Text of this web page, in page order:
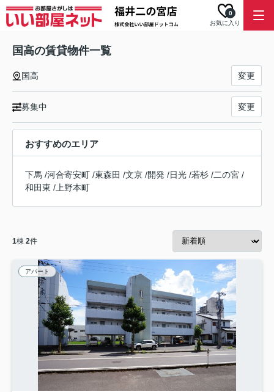
お気に入り
0
国高の賃貸物件一覧
国高 変更
募集中 変更
おすすめのエリア
下馬 /河合寄安町 /東森田 /文京 /開発 /日光 /若杉 /二の宮 /
和田東 / 上野本町
1棟 2件
アパート